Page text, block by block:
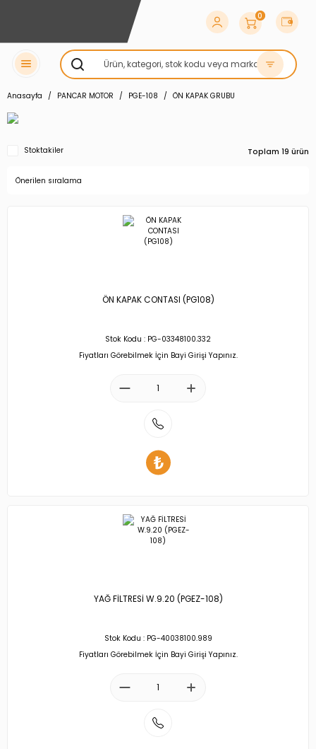
0
Anasayfa PANCAR MOTOR PGE-108 ÖN KAPAK GRUBU
Stoktakiler Toplam 19 ürün
ÖN KAPAK CONTASI (PG108)
Stok Kodu : PG-03348100.332
Fiyatları Görebilmek İçin Bayi Girişi Yapınız.
YAĞ FİLTRESİ W.9.20 (PGEZ-108)
Stok Kodu : PG-40038100.989
Fiyatları Görebilmek İçin Bayi Girişi Yapınız.